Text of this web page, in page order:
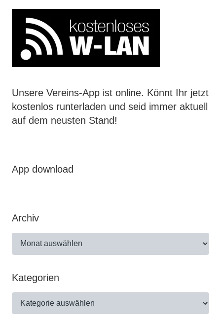
Unsere Vereins-App ist online. Könnt Ihr jetzt
kostenlos runterladen und seid immer aktuell
auf dem neusten Stand!
App download
Archiv
Kategorien